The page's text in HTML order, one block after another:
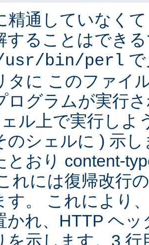
精通していなく
することはでき
bin/perl
タに このファイ
ログラムが実行
ル上で実行しよ
のシェルに ) 示
とおり content-
れには復帰改行
す。 これにより
かれ、HTTP ヘ
を示します。3 行